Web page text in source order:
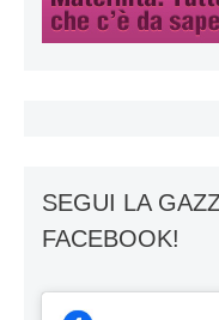
SEGUI LA
FACEBOOK!